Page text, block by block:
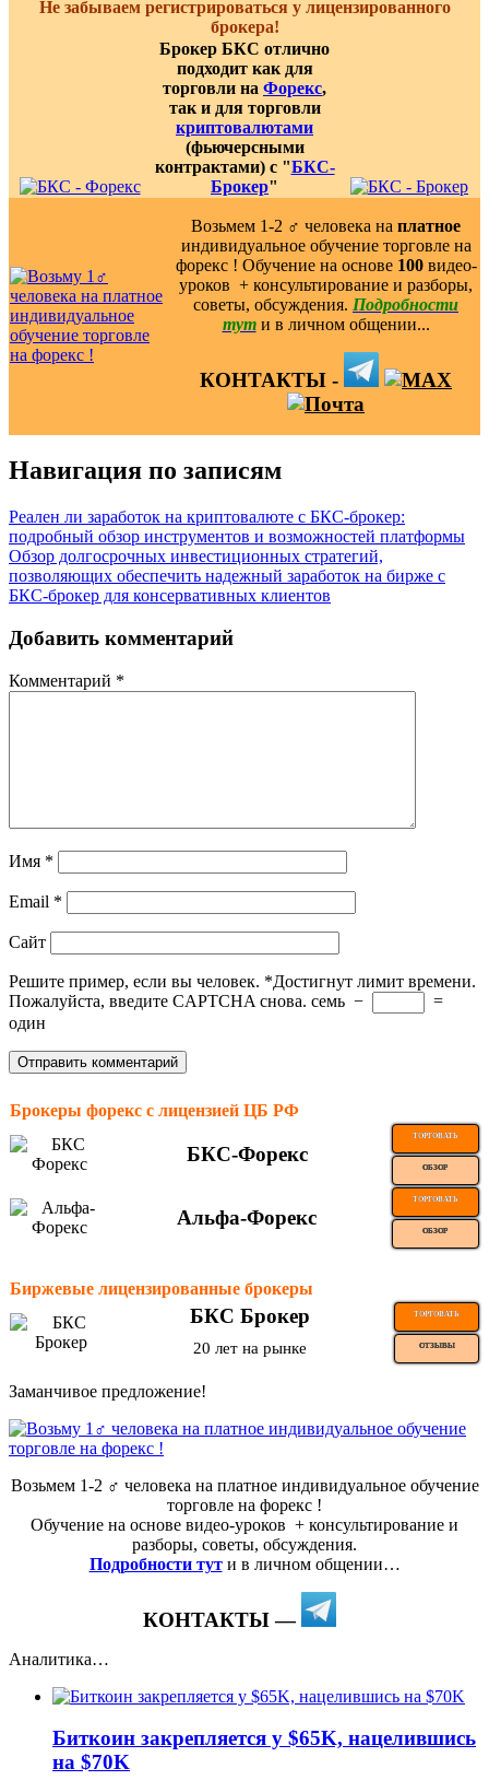
Не забываем регистрироваться у лицензированного
брокера!
Брокер БКС отлично
подходит как для
торговли на Форекс,
так и для торговли
криптовалютами
(фьючерсными
контрактами) с "БКС-
Брокер"
Возьмем 1-2 ‍♂️ человека на платное
индивидуальное обучение торговле на
форекс ! Обучение на основе 100видео-
уроков ️ + консультирование и разборы,
советы, обсуждения. Подробности
тут и в личном общении...
КОНТАКТЫ -
Навигация по записям
Реален ли заработок на криптовалюте с БКС-брокер:
подробный обзор инструментов и возможностей платформы
Обзор долгосрочных инвестиционных стратегий,
позволяющих обеспечить надежный заработок на бирже с
БКС-брокер для консервативных клиентов
Добавить комментарий
Комментарий *
Имя *
Email *
Сайт
Решите пример, если вы человек. *Достигнут лимит времени.
Пожалуйста, введите CAPTCHA снова. семь −
=
один
Брокеры форекс с лицензией ЦБ РФ
БКС-Форекс
ТОРГОВАТЬ
ОБЗОР
Альфа-Форекс
ТОРГОВАТЬ
ОБЗОР
Биржевые лицензированные брокеры
БКС Брокер ТОРГОВАТЬ
20 лет на рынке ОТЗЫВЫ
Заманчивое предложение!
Возьмем 1-2 ‍♂️ человека на платное индивидуальное обучение
торговле на форекс !
Обучение на основе видео-уроков ️ + консультирование и
разборы, советы, обсуждения.
Подробности тут и в личном общении…
КОНТАКТЫ —
Аналитика…
Биткоин закрепляется у $65K, нацелившись
на $70K